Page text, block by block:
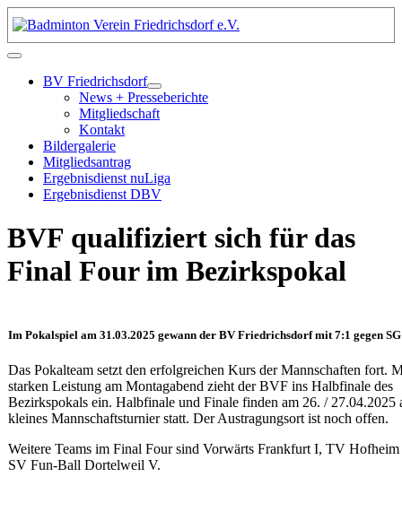
BV Friedrichsdorf
News + Presseberichte
Mitgliedschaft
Kontakt
Bildergalerie
Mitgliedsantrag
Ergebnisdienst nuLiga
Ergebnisdienst DBV
BVF qualifiziert sich für das
Final Four im Bezirkspokal
Im Pokalspiel am 31.03.2025 gewann der BV Friedrichsdorf mit 7:1 gegen
Das Pokalteam setzt den erfolgreichen Kurs der Mannschaften fort.
starken Leistung am Montagabend zieht der BVF ins Halbfinale des
Bezirkspokals ein. Halbfinale und Finale finden am 26. / 27.04.2025
kleines Mannschaftsturnier statt. Der Austragungsort ist noch offen.
Weitere Teams im Final Four sind Vorwärts Frankfurt I, TV
SV Fun-Ball Dortelweil V.